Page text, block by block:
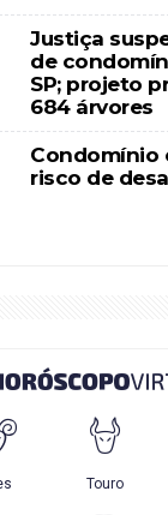
Justiça
de
SP; projeto
684 árvores
Condomínio
risco de